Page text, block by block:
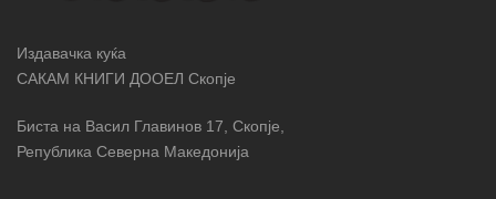
Издавачка куќа
САКАМ КНИГИ ДООЕЛ Скопје
Биста на Васил Главинов 17, Скопје,
Република Северна Македонија